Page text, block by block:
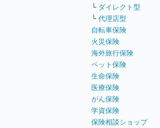
└ ダイレクト型
└ 代理店型
自転車保険
火災保険
海外旅行保険
ペット保険
生命保険
医療保険
がん保険
学資保険
保険相談ショップ